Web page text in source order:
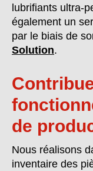
lubrifiants ultra-
également un
par le biais de
Solution.
de
Nous réalisons
inventaire des